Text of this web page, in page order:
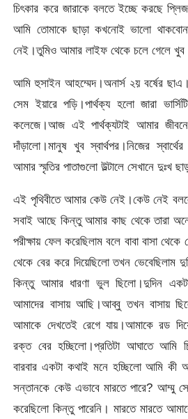
চিৎকার করে জারাকে বলতে ইচ্ছে করছে
আমি তোমাকে ছাড়া কখনোই ভালো
নেই।তুমিও আমার লাইফ থেকে চলে গেলে
আমি হুসাইন আহম্মেদ।অনার্স ২য় বর্ষের
সেম ইয়ারে পড়ি।পার্থক্য হলো জারা
কলেজে।আজ এই পার্থক্যটাই আমার
দাঁড়ালো।মানুষ খুব স্বার্থপর।নিজের
আমার স্মৃতির পাতাগুলো উল্টালে সেখানে দুঃখ
এই পৃথিবীতে আমার কেউ নেই।কেউ নেই
সবাই আছে কিন্তু আমার কাছ থেকে তারা
পরীক্ষায় ফেল করেছিলাম বলে বাবা বাসা
থেকে বের করে দিয়েছিলো তখন ভেবেছিলাম
কিন্তু আমার ধারণা ভুল ছিলো।দুদিন একটা
আমাদের বাসায় আছি।আব্বু তখন বাসায়
আমাকে দেখতেই রেগে যায়।আমাকে রড
রক্ত বের হচ্ছিলো।প্রতিটা আঘাতে আমি
বারবার একটা কথাই মনে হচ্ছিলো আমি কী
সন্তানকে কেউ এভাবে মারতে পারে? আম্মু
করেছিলো কিন্তু পারেনি। মারতে মারতে